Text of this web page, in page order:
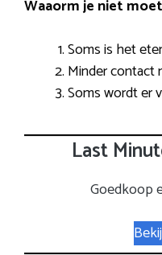
Waaorm je niet
Soms is het
Minder contact
Soms wordt er
Last
Goedkoop